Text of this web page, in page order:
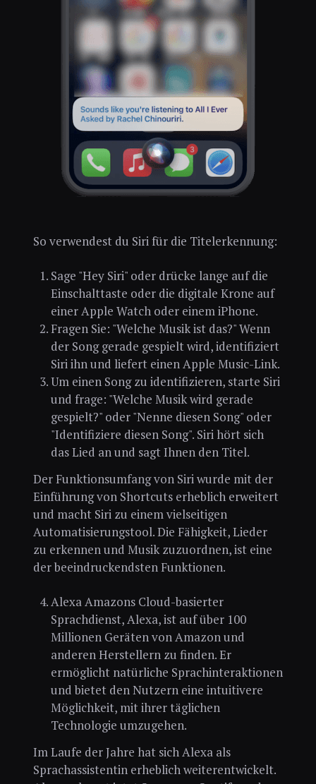
So verwendest du Siri für die Titelerkennung:
Sage "Hey Siri" oder drücke lange auf die
Einschalttaste oder die digitale Krone auf
einer Apple Watch oder einem iPhone.
Fragen Sie: "Welche Musik ist das?" Wenn
der Song gerade gespielt wird, identifiziert
Siri ihn und liefert einen Apple Music-Link.
Um einen Song zu identifizieren, starte Siri
und frage: "Welche Musik wird gerade
gespielt?" oder "Nenne diesen Song" oder
"Identifiziere diesen Song". Siri hört sich
das Lied an und sagt Ihnen den Titel.
Der Funktionsumfang von Siri wurde mit der
Einführung von Shortcuts erheblich erweitert
und macht Siri zu einem vielseitigen
Automatisierungstool. Die Fähigkeit, Lieder
zu erkennen und Musik zuzuordnen, ist eine
der beeindruckendsten Funktionen.
Alexa Amazons Cloud-basierter
Sprachdienst, Alexa, ist auf über 100
Millionen Geräten von Amazon und
anderen Herstellern zu finden. Er
ermöglicht natürliche Sprachinteraktionen
und bietet den Nutzern eine intuitivere
Möglichkeit, mit ihrer täglichen
Technologie umzugehen.
Im Laufe der Jahre hat sich Alexa als
Sprachassistentin erheblich weiterentwickelt.